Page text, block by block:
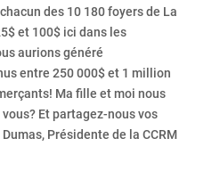
des 10 180 foyers de La
et 100$ ici dans les
aurions généré
entre 250 000$ et 1 million
Ma fille et moi nous
Et partagez-nous vos
Présidente de la CCRM